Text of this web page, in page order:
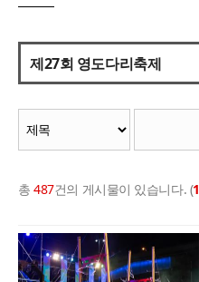
제27회 영도다리축제
총487건의 게시물이 있습니다. (1